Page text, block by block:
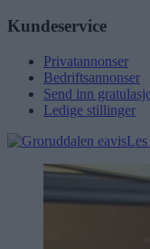
Kundeservice
Privatannonser
Bedriftsannonser
Send inn
Ledige stillinger